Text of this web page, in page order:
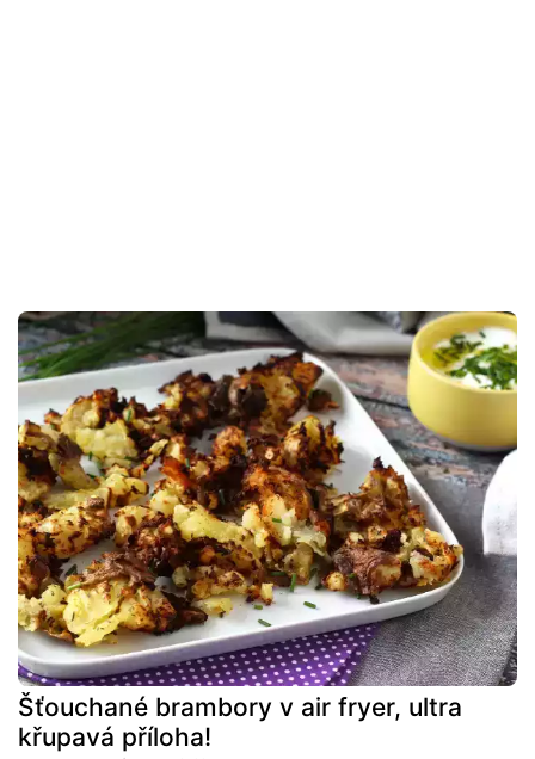
Šťouchané brambory v air fryer, ultra
křupavá příloha!